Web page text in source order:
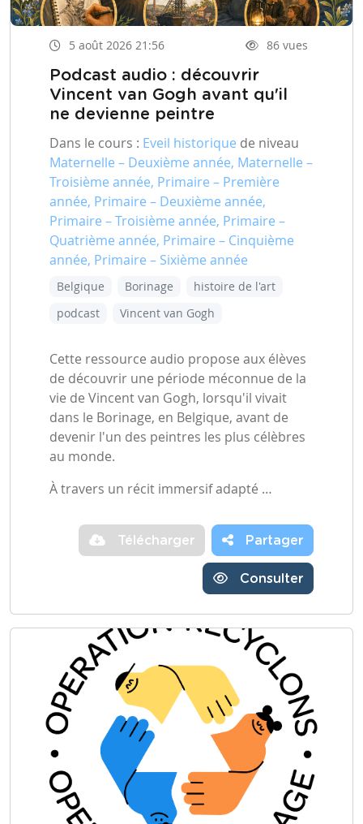
5 août 2026 21:56 86 vues
Podcast audio : découvrir
Vincent van Gogh avant qu'il
ne devienne peintre
Dans le cours : Eveil historique de niveau
Maternelle – Deuxième année, Maternelle –
Troisième année, Primaire – Première
année, Primaire – Deuxième année,
Primaire – Troisième année, Primaire –
Quatrième année, Primaire – Cinquième
année, Primaire – Sixième année
Belgique Borinage
histoire de l'art
podcast
Vincent van Gogh
Cette ressource audio propose aux élèves
de découvrir une période méconnue de la
vie de Vincent van Gogh, lorsqu'il vivait
dans le Borinage, en Belgique, avant de
devenir l'un des peintres les plus célèbres
au monde.
À travers un récit immersif adapté …
Télécharger Partager
Consulter